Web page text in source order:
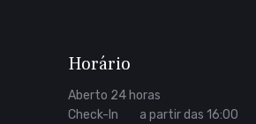
Horário
Aberto 24 horas
Check-In a partir das 16:00